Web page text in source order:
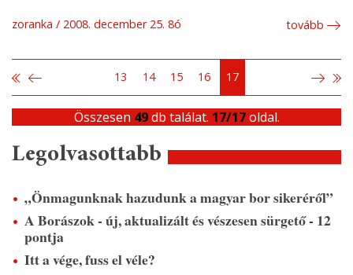
zoranka 2008. december 25. 8ó tovább
13 14 15 16 17
Összesen 49db találat. 17/17oldal.
Legolvasottabb
„Önmagunknak hazudunk a magyar bor sikeréről”
A Borászok - új, aktualizált és vészesen sürgető - 12
pontja
Itt a vége, fuss el véle?